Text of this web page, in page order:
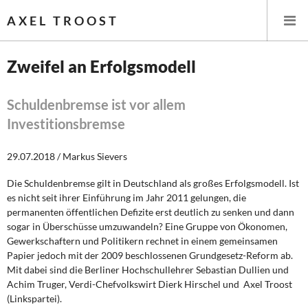
AXEL TROOST
Themen
Leitlinien linker Wirtschafts- und Finanzpolitik
Wirtschaftspolitik
Steuer- und Finanzpolitik
Öffentliche Infrastruktur und Daseinsvorsorge
Eurokrise und Griechenland
Zweifel an Erfolgsmodell
Schuldenbremse ist vor allem
Investitionsbremse
29.07.2018 / Markus Sievers
Die Schuldenbremse gilt in Deutschland als großes Erfolgsmodell. Ist
es nicht seit ihrer Einführung im Jahr 2011 gelungen, die
permanenten öffentlichen Defizite erst deutlich zu senken und dann
sogar in Überschüsse umzuwandeln? Eine Gruppe von Ökonomen,
Gewerkschaftern und Politikern rechnet in einem gemeinsamen
Papier jedoch mit der 2009 beschlossenen Grundgesetz-Reform ab.
Mit dabei sind die Berliner Hochschullehrer Sebastian Dullien und
Achim Truger, Verdi-Chefvolkswirt Dierk Hirschel und Axel Troost
(Linkspartei).